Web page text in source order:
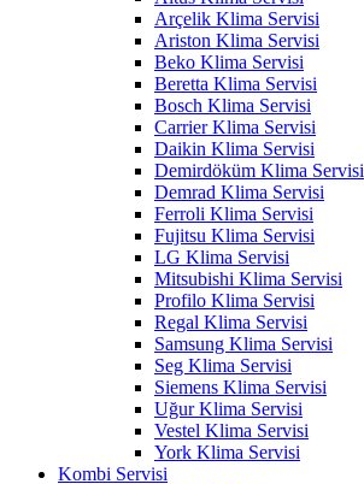
Arçelik Klima Servisi
Ariston Klima Servisi
Beko Klima Servisi
Beretta Klima Servisi
Bosch Klima Servisi
Carrier Klima Servisi
Daikin Klima Servisi
Demirdöküm Klima Servisi
Demrad Klima Servisi
Ferroli Klima Servisi
Fujitsu Klima Servisi
LG Klima Servisi
Mitsubishi Klima Servisi
Profilo Klima Servisi
Regal Klima Servisi
Samsung Klima Servisi
Seg Klima Servisi
Siemens Klima Servisi
Uğur Klima Servisi
Vestel Klima Servisi
York Klima Servisi
Kombi Servisi